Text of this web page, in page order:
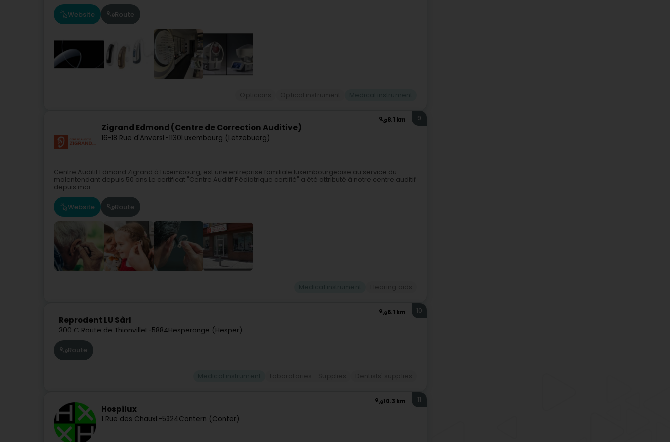
Website Route
8.1 km
Zigrand Edmond (Centre de Correction Auditive)
16-18 Rue d'AnversL-1130Luxembourg (Lëtzebuerg)
9
Centre Auditif Edmond Zigrand à Luxembourg, est une entreprise familiale luxembourgeoise au service du
malentendant depuis 50 ans.Le certificat "Centre Auditif Pédiatrique certifié" a été attributé à notre centre auditif
depuis mai...
Website Route
6.1 km
Reprodent LU Sàrl
300 C Route de ThionvilleL-5884Hesperange (Hesper)
10
Route
10.3 km
Hospilux
1 Rue des ChauxL-5324Contern (Conter)
11